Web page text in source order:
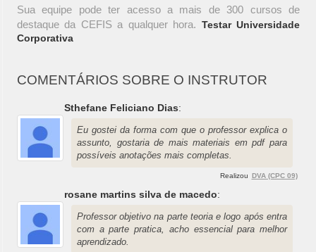
Sua equipe pode ter acesso a mais de 300 cursos de
destaque da CEFIS a qualquer hora. Testar Universidade
Corporativa
COMENTÁRIOS SOBRE O INSTRUTOR
Sthefane Feliciano Dias:
Eu gostei da forma com que o professor explica o
assunto, gostaria de mais materiais em pdf para
possíveis anotações mais completas.
Realizou DVA (CPC 09)
rosane martins silva de macedo:
Professor objetivo na parte teoria e logo após entra
com a parte pratica, acho essencial para melhor
aprendizado.